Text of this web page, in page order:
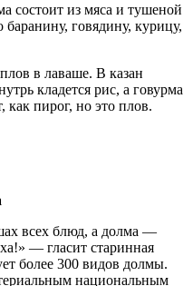
состоит из мяса и тушеной
говядину, курицу,
в лаваше. В казан
кладется рис, а говурма
как пирог, но это плов.
всех блюд, а долма —
— гласит старинная
более 300 видов долмы.
национальным